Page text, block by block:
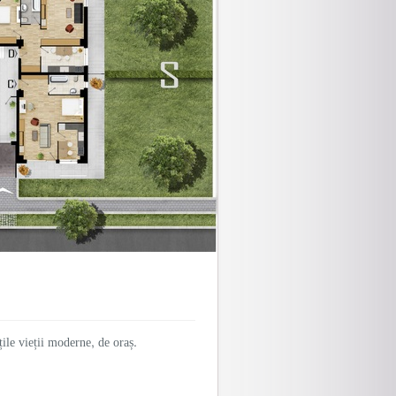
vieții moderne, de oraș.